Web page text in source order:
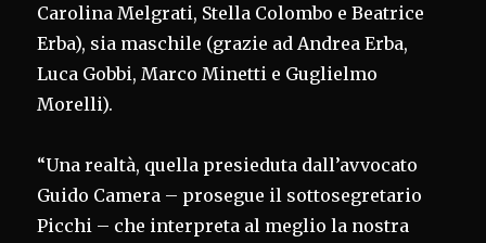
Carolina Melgrati, Stella Colombo e Beatrice
Erba), sia maschile (grazie ad Andrea Erba,
Luca Gobbi, Marco Minetti e Guglielmo
Morelli).
“Una realtà, quella presieduta dall’avvocato
Guido Camera – prosegue il sottosegretario
Picchi – che interpreta al meglio la nostra